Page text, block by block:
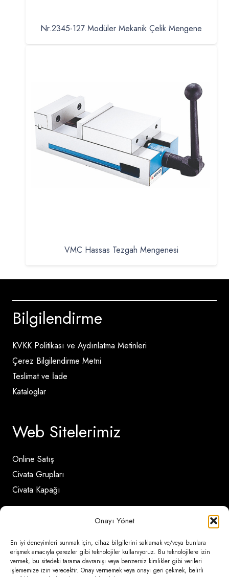
Onayı Yönet
En iyi deneyimleri sunmak için, cihaz bilgilerini saklamak ve/veya bunlara
erişmek amacıyla çerezler gibi teknolojiler kullanıyoruz. Bu teknolojilere izin
vermek, bu sitedeki tarama davranışı veya benzersiz kimlikler gibi verileri
işlememize izin verecektir. Onay vermemek veya onayı geri çekmek, belirli
Nr.2345-127 Modüler Mekanik Çelik Mengene
VMC Hassas Tezgah Mengenesi
Bilgilendirme
KVKK Politikası ve Aydınlatma Metinleri
Çerez Bilgilendirme Metni
Teslimat ve İade
Kataloglar
Web Sitelerimiz
Online Satış
Civata Grupları
Civata Kapağı
İletişim Detayları
Ömerli Mahallesi Risalet Sokak No:6/A (Hadımköy)
– Arnavutköy / İstanbul